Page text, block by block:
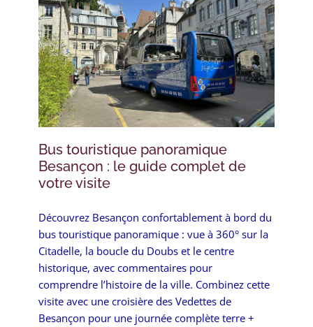
Bus touristique panoramique
Besançon : le guide complet de
votre visite
Découvrez Besançon confortablement à bord du
bus touristique panoramique : vue à 360° sur la
Citadelle, la boucle du Doubs et le centre
historique, avec commentaires pour
comprendre l’histoire de la ville. Combinez cette
visite avec une croisière des Vedettes de
Besançon pour une journée complète terre +